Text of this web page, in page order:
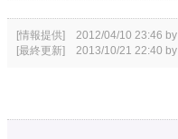
[情報提供] 2012/04/10 23:46 by
[最終更新] 2013/10/21 22:40 by